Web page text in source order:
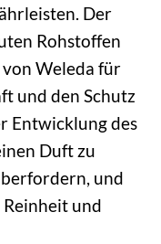
Der
Rohstoffen
Weleda für
und den Schutz
Entwicklung des
Duft zu
und
und